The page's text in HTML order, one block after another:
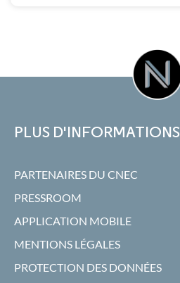
PLUS D'INFORMATIONS
PARTENAIRES DU CNEC
PRESSROOM
APPLICATION MOBILE
MENTIONS LÉGALES
PROTECTION DES DONNÉES